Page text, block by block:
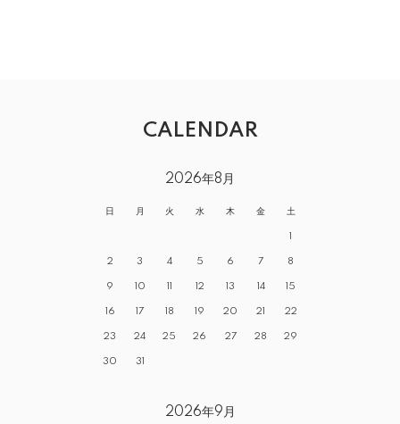
CALENDAR
2026年8月
日 月 火 水 木 金 土
1
2 3 4 5 6 7 8
9 10 11 12 13 14 15
16 17 18 19 20 21 22
23 24 25 26 27 28 29
30 31
2026年9月